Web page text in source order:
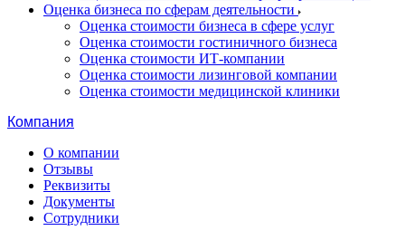
Оценка бизнеса по сферам деятельности
Оценка стоимости бизнеса в сфере услуг
Оценка стоимости гостиничного бизнеса
Оценка стоимости ИТ-компании
Оценка стоимости лизинговой компании
Оценка стоимости медицинской клиники
Компания
О компании
Отзывы
Реквизиты
Документы
Сотрудники